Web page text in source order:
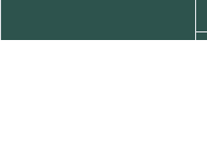
Fonte: CGI.br/